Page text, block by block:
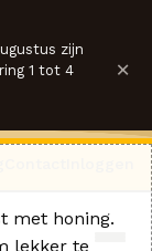
zijn
1 tot 4
×
met honing.
lekker te